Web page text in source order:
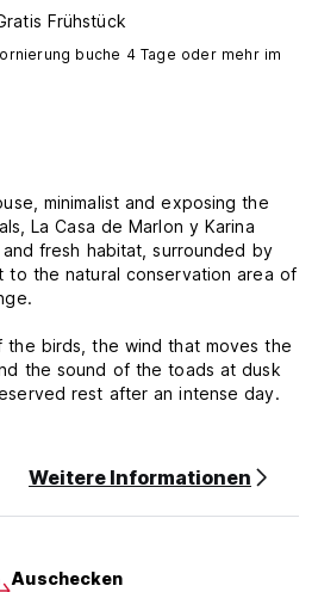
Frühstück
buche 4 Tage oder mehr im
minimalist and exposing the
La Casa de Marlon y Karina
fresh habitat, surrounded by
to the natural conservation area of
the birds, the wind that moves the
the sound of the toads at dusk
rest after an intense day.
where you can feel the nature
going into its thickness and
kitchen at your disposal, you
Weitere Informationen
Auschecken